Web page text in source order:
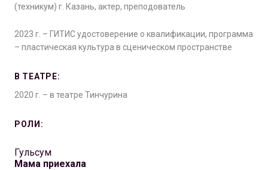
(техникум) г. Казань, актер, преподователь
2023 г. – ГИТИС удостоверение о квалификации, программа
– пластическая культура в сценическом пространстве
В ТЕАТРЕ:
2020 г. – в театре Тинчурина
РОЛИ:
Гульсум
Мама приехала